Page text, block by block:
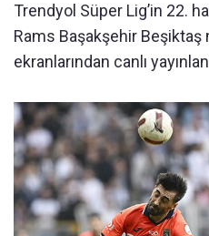
Trendyol Süper Lig’in 22.
Rams Başakşehir Beşiktaş
ekranlarından canlı